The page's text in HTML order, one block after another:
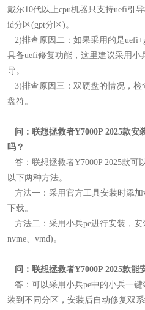
戴尔10代以上cpu机器只支持uefi引
id分区(gpt分区)。
2)排查原因二：如果采用的是
具备uefi修复功能，这里建议采用小
导。
3)排查原因三：双硬盘的情况，
盘符。
问：联想拯救者Y7000P 2025款
吗 ？
答：联想拯救者Y7000P 2025款可
以下两种方法。
方法一：采用官方工具安装时添
下载。
方法二：采用小兵pe进行安装，安
nvme、vmd)。
问：联想拯救者Y7000P 2025款
答：可以采用小兵pe中的小兵一
装到不同分区，安装后自动修复双